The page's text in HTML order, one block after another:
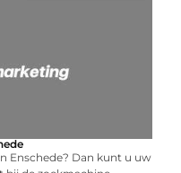
Enschede? Dan kunt u uw